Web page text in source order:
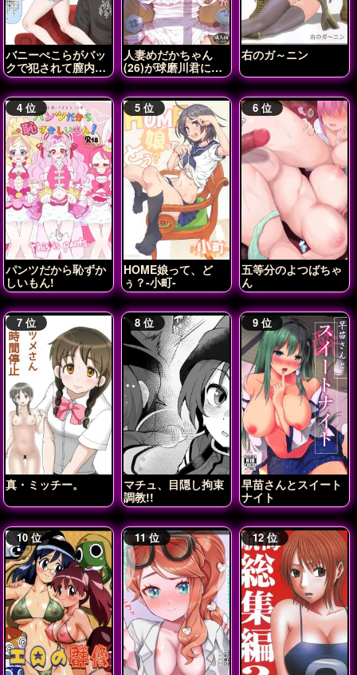
バニーぺこらがバッ
クで犯されて膣内射
精されちゃう♡
人妻めだかちゃん
(26)が球磨川君に
NTRれる本
右のガ～ニン
パンツだから恥ずか
しいもん!
HOME娘って、ど
ぅ？-小町-
五等分のよつばちゃ
ん
真・ミッチー。
マチュ、目隠し拘束
調教!!
早苗さんとスイート
ナイト